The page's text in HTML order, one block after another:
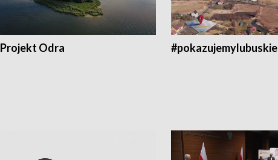
Projekt Odra #pokazujemylubuskie